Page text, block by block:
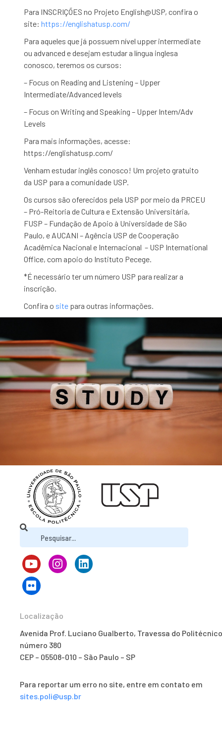
Para INSCRIÇÕES no Projeto English@USP, confira o
site:https://englishatusp.com/
Para aqueles que já possuem nível upper intermediate
ou advanced e desejam estudar a língua inglesa
conosco, teremos os cursos:
– Focus on Reading and Listening – Upper
Intermediate/Advanced levels
– Focus on Writing and Speaking – Upper Intem/Adv
Levels
Para mais informações, acesse:
https://englishatusp.com/
Venham estudar inglês conosco! Um projeto gratuito
da USP para a comunidade USP.
Os cursos são oferecidos pela USP por meio da PRCEU
– Pró-Reitoria de Cultura e Extensão Universitária,
FUSP – Fundação de Apoio à Universidade de São
Paulo, e AUCANI – Agência USP de Cooperação
Acadêmica Nacional e Internacional – USP International
Office, com apoio do Instituto Pecege.
*É necessário ter um número USP para realizar a
inscrição.
Confira o site para outras informações.
Localização
Avenida Prof. Luciano Gualberto, Travessa do
número 380
CEP – 05508-010 – São Paulo – SP
Para reportar um erro no site, entre em contato em
sites.poli@usp.br